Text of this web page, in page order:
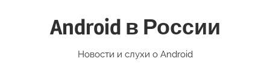
Android в России
Новости и слухи о Android